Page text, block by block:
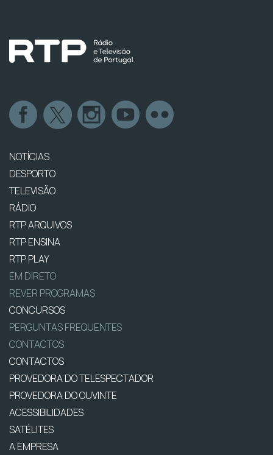
NOTÍCIAS
DESPORTO
TELEVISÃO
RÁDIO
RTP ARQUIVOS
RTP ENSINA
RTP PLAY
EM DIRETO
REVER PROGRAMAS
CONCURSOS
PERGUNTAS FREQUENTES
CONTACTOS
CONTACTOS
PROVEDORA DO TELESPECTADOR
PROVEDORA DO OUVINTE
ACESSIBILIDADES
SATÉLITES
A EMPRESA